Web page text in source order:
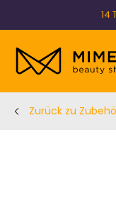
14
Zurück zu